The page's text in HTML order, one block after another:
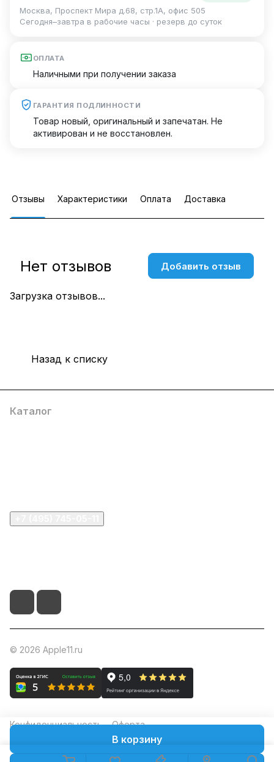
В корзину
Москва, Проспект Мира д.68, стр.1А, офис 505
Сегодня–завтра в рабочие часы · резерв до суток
ОПЛАТА
Наличными при получении заказа
ГАРАНТИЯ ПОДЛИННОСТИ
Товар новый, оригинальный и запечатан. Не
активирован и не восстановлен.
Отзывы Характеристики Оплата Доставка
Загрузка отзывов...
Нет отзывов Добавить отзыв
Назад к списку
Каталог
© 2026 Apple11.ru
Конфиденциальность Оферта